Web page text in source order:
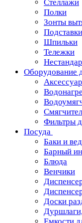
Стеллажи
Полки
Зонты
Шпильки
Тележки
Оборудование
Фильтры
Посуда
Баки и
Барный
Блюда
Венчики
Доски